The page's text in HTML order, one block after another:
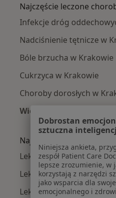
Najczęście leczone
Infekcje dróg
Nadciśnienie tętnicze w
Bóle brzucha w Krakowie
Cukrzyca w Krakowie
Choroby dorosłych w
Więcej (15)
Więcej w kategorii:
Najpopularniejsze
Lekarze rodzinni z
Lekarze rodzinni z Signal
Lekarze rodzinni z JP
Dobrostan
sztuczna
Niniejsza ankieta,
zespół Patient Care
lepsze zrozumienie, w
korzystają z narzędzi
jako wsparcia dla
emocjonalnego i